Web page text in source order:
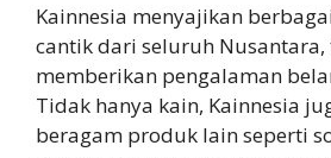
Kainnesia menyajikan
cantik dari seluruh Nusantara,
memberikan pengalaman
Tidak hanya kain, Kainnesia
beragam produk lain seperti